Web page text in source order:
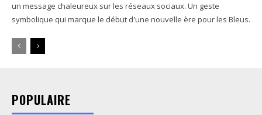
un message chaleureux sur les réseaux sociaux. Un geste
symbolique qui marque le début d'une nouvelle ère pour les Bleus.
POPULAIRE